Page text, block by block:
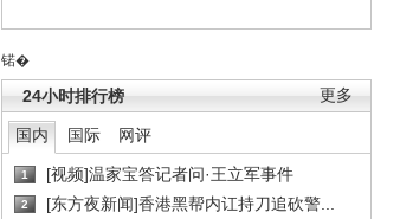
锘�
更多
24小时排行榜
国内 国际 网评
1 [视频]温家宝答记者问·王立军事件
2 [东方夜新闻]香港黑帮内讧持刀追砍警...